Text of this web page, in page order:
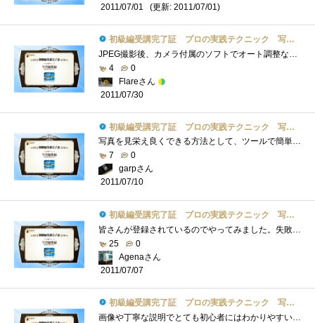
2011/07/01
(更新: 2011/07/01)
初級編受講完了証 プロの実践テクニック 写真編集編
JPEG撮影後、カメラ付属のソフトでオート調整などがほとんどですが、RAWデータからJPGへの一括変換やメリハリのつけかたのコツなど、参考になり�...
4
0
Flareさん
2011/07/30
初級編受講完了証 プロの実践テクニック 写真編集編
写真を見栄え良くできる方法として、ツールで簡単に処理できるのは嬉しい事です。Tips3の余計な写り込みを消す事は、違和感なく処理されている...
7
0
garpさん
2011/07/10
初級編受講完了証 プロの実践テクニック 写真編集編
皆さんが登録されているのでやってみました。失敗したかな？と思える写真でも補正によって十分使えるレベルになりますね。安いソフトだとま�...
25
0
Agenaさん
2011/07/07
初級編受講完了証 プロの実践テクニック 写真編集編
画像や丁寧な説明でとても初心者にはわかりやすい内容だったと思います＾＾すごく勉強になります。でも画像の文字が見にくいように感じまし�...